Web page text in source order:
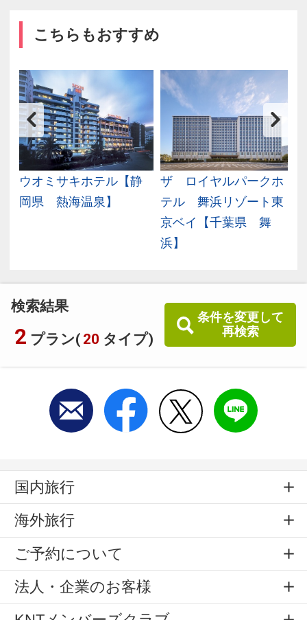
検索結果
2 プラン( 20 タイプ)
条件を変更して
再検索
こちらもおすすめ
ウオミサキホテル【静
岡県 熱海温泉】
ザ ロイヤルパークホ
テル 舞浜リゾート東
京ベイ【千葉県 舞
浜】
国内旅行
海外旅行
ご予約について
法人・企業のお客様